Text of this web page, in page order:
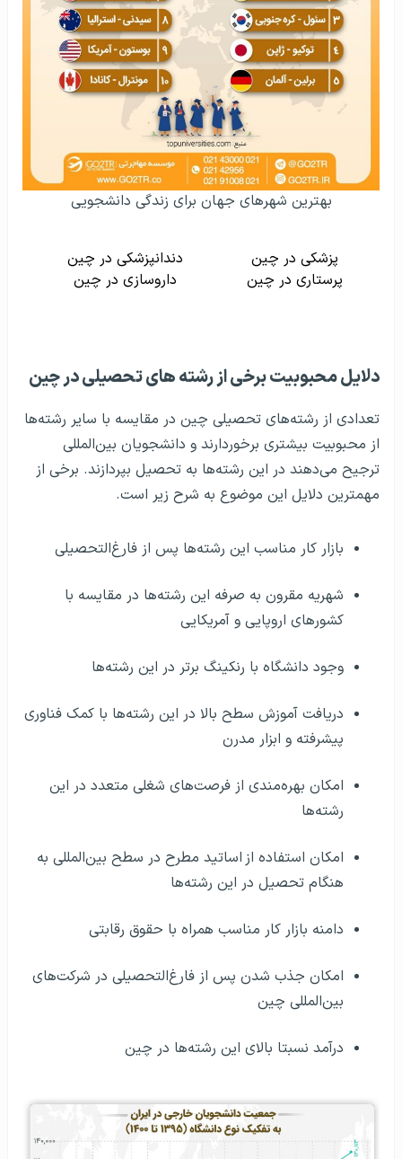
بهترین شهرهای جهان برای زندگی دانشجویی
پزشکی در چین
دندانپزشکی در چین
پرستاری در چین
داروسازی در چین
دلایل محبوبیت برخی از رشته‌ های تحصیلی در چین
تعدادی از رشته‌های تحصیلی چین در مقایسه با سایر رشته‌ها
از محبوبیت بیشتری برخوردارند و دانشجویان بین‌المللی
ترجیح می‌دهند در این رشته‌ها به تحصیل بپردازند. برخی از
مهمترین دلایل این موضوع به شرح زیر است.
بازار کار مناسب این رشته‌ها پس از فارغ‌التحصیلی
شهریه مقرون به صرفه این رشته‌ها در مقایسه با
کشورهای اروپایی و آمریکایی
وجود دانشگاه‌ با رنکینگ برتر در این رشته‌ها
دریافت آموزش سطح بالا در این رشته‌ها با کمک فناوری
پیشرفته و ابزار مدرن
امکان بهره‌مندی از فرصت‌های شغلی متعدد در این
رشته‌ها
امکان استفاده از اساتید مطرح در سطح بین‌المللی به
هنگام تحصیل در این رشته‌ها
دامنه بازار کار مناسب همراه با حقوق رقابتی
امکان جذب شدن پس از فارغ‌التحصیلی در شرکت‌های
بین‌المللی چین
درآمد نسبتا بالای این رشته‌ها در چین